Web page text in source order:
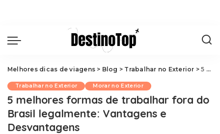
Melhores dicas de viagens > Blog > Trabalhar no Exterior >5 melhores formas de trabalhar fora do Brasil legalmente: Vantagens e Desvantagens
Trabalhar no Exterior Morar no Exterior
5 melhores formas de trabalhar fora do
Brasil legalmente: Vantagens e
Desvantagens